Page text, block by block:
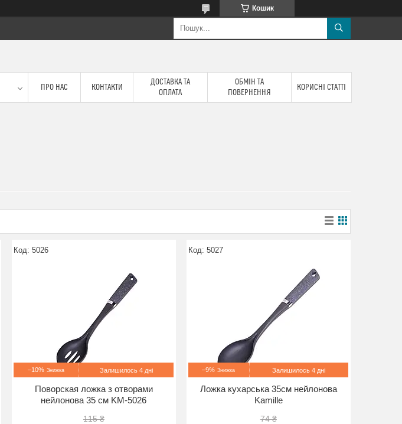
Кошик
ПРО НАС КОНТАКТИ
ДОСТАВКА ТА
ОПЛАТА
ОБМІН ТА
ПОВЕРНЕННЯ
КОРИСНІ СТАТТІ
5026
–10% Залишилось 4 дні
Поворская ложка з отворами
нейлонова 35 см KM-5026
115 ₴
5027
–9% Залишилось 4 дні
Ложка кухарська 35см нейлонова
Kamille
74 ₴